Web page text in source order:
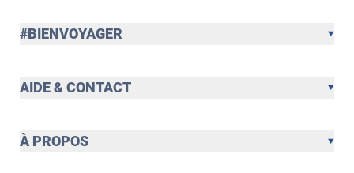
#BIENVOYAGER
AIDE & CONTACT
À PROPOS